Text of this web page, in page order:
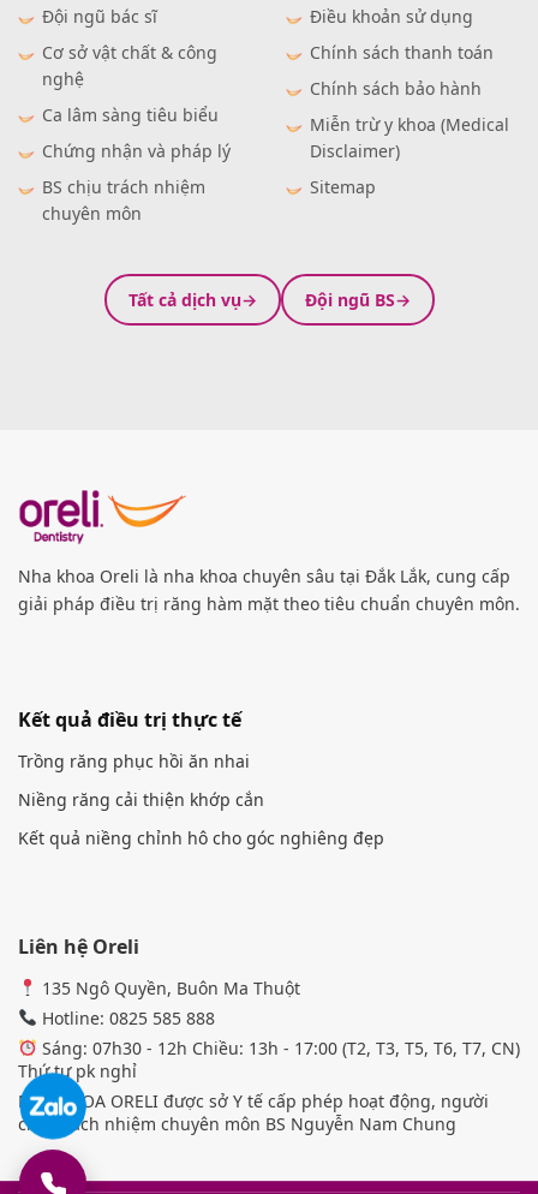
Đội ngũ bác sĩ
Cơ sở vật chất & công
nghệ
Ca lâm sàng tiêu biểu
Chứng nhận và pháp lý
BS chịu trách nhiệm
chuyên môn
Điều khoản sử dụng
Chính sách thanh toán
Chính sách bảo hành
Miễn trừ y khoa (Medical
Disclaimer)
Sitemap
Tất cả dịch vụ Đội ngũ BS
Nha khoa Oreli là nha khoa chuyên sâu tại Đắk Lắk, cung cấp
giải pháp điều trị răng hàm mặt theo tiêu chuẩn chuyên môn.
Kết quả điều trị thực tế
Trồng răng phục hồi ăn nhai
Niềng răng cải thiện khớp cắn
Kết quả niềng chỉnh hô cho góc nghiêng đẹp
Liên hệ Oreli
135 Ngô Quyền, Buôn Ma Thuột
Hotline: 0825 585 888
Sáng: 07h30 - 12h Chiều: 13h - 17:00 (T2, T3, T5, T6, T7, CN)
Thứ tư pk nghỉ
NHA KHOA ORELI được sở Y tế cấp phép hoạt động, người
chịu trách nhiệm chuyên môn BS Nguyễn Nam Chung